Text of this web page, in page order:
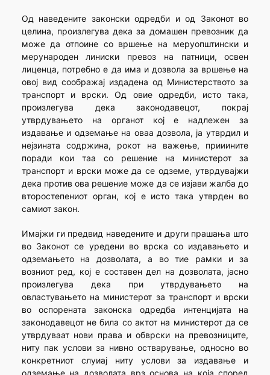
Од наведените законски одредби и од Законот во
целина, произлегува дека за домашен превозник да
може да отпоине со вршење на меруопштински и
мерународен линиски превоз на патници, освен
лиценца, потребно е да има и дозвола за вршење на
овој вид соображај издадена од Министерството за
транспорт и врски. Од овие одредби, исто така,
произлегува дека законодавецот, покрај
утврдувањето на органот кој е надлежен за
издавање и одземање на оваа дозвола, ја утврдил и
нејзината содржина, рокот на важење, прииините
поради кои таа со решение на министерот за
транспорт и врски може да се одземе, утврдувајжи
дека против ова решение може да се изјави жалба до
второстепениот орган, кој е исто така утврден во
самиот закон.
Имајжи ги предвид наведените и други прашања што
во Законот се уредени во врска со издавањето и
одземањето на дозволата, а во тие рамки и за
возниот ред, кој е составен дел на дозволата, јасно
произлегува дека при утврдувањето на
овластувањето на министерот за транспорт и врски
во оспорената законска одредба интенцијата на
законодавецот не била со актот на министерот да се
утврдуваат нови права и обврски на превозниците,
ниту пак услови за нивно остварување, односно во
конкретниот слуиај ниту услови за издавање и